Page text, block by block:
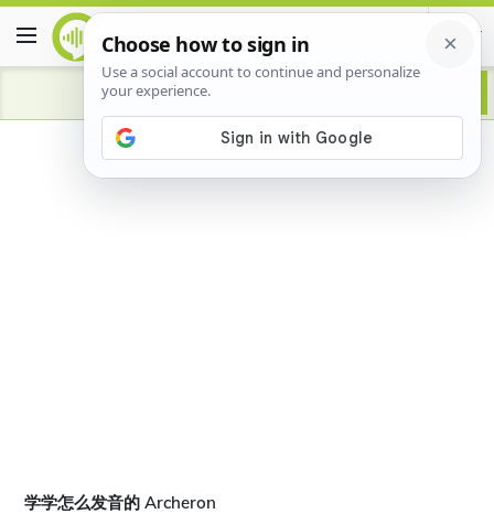
Advertisement
学学怎么发音的 Archeron